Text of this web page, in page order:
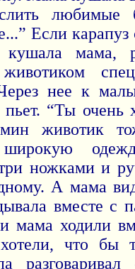
Если
мама,
нее к
“Ты очень
животик
широкую
ножками и
А мама
вместе с
мама ходили
что бы